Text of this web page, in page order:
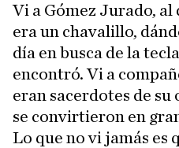
Vi a Gómez Jurado, al
era un chavalillo,
día en busca de la
encontró. Vi a
eran sacerdotes de
se convirtieron en
Lo que no vi jamás es